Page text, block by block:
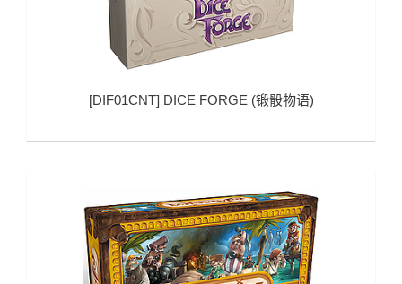
[DIF01CNT] DICE FORGE (锻骰物语)